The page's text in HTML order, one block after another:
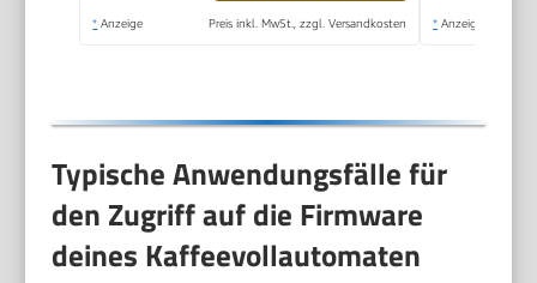
Tasten, Schwarz
* Anzeige Preis inkl. MwSt., zzgl. Versandkosten * Anzeige
Typische Anwendungsfälle für
den Zugriff auf die Firmware
deines Kaffeevollautomaten